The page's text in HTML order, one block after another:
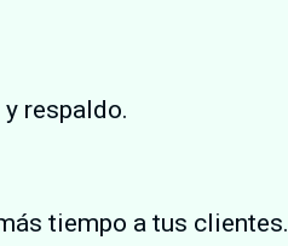
respaldo.
tiempo a tus clientes.